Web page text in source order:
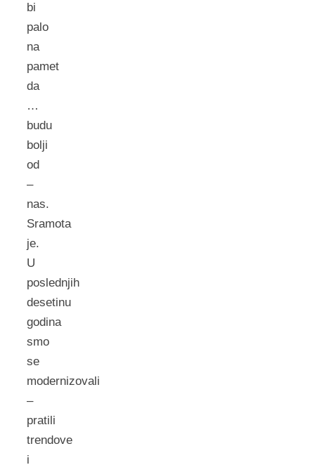
bi
palo
na
pamet
da
…
budu
bolji
od
–
nas.
Sramota
je.
U
poslednjih
desetinu
godina
smo
se
modernizovali
–
pratili
trendove
i